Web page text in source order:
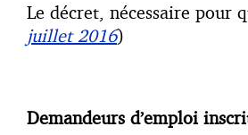
Le décret, nécessaire
juillet 2016)
Demandeurs d’emploi